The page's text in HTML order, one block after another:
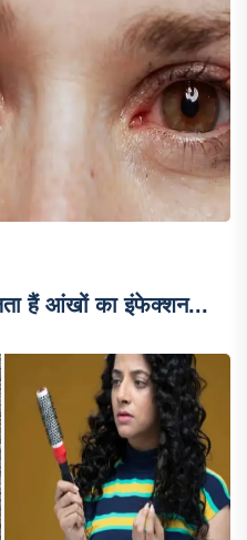
हैं आंखों का इंफेक्शन...